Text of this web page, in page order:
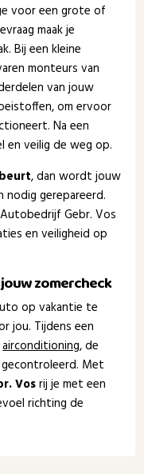
voor een grote of
maak je
Bij een kleine
monteurs van
van jouw
om ervoor
Na een
en veilig de weg op.
, dan wordt jouw
gerepareerd.
Gebr. Vos
en veiligheid op
zomercheck
op vakantie te
jou. Tijdens een
airconditioning, de
gecontroleerd. Met
Vosrij je met een
richting de